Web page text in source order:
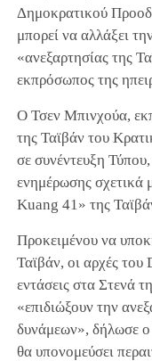
Δημοκρατικού
μπορεί να αλλάξει
«ανεξαρτησίας της
εκπρόσωπος της
Ο Τσεν Μπινχούα,
της Ταϊβάν του
σε συνέντευξη
ενημέρωσης
Kuang 41» της
Προκειμένου να
Ταϊβάν, οι αρχές του
εντάσεις στα Στενά
«επιδιώξουν την
δυνάμεων», δήλωσε ο
θα υπονομεύσει